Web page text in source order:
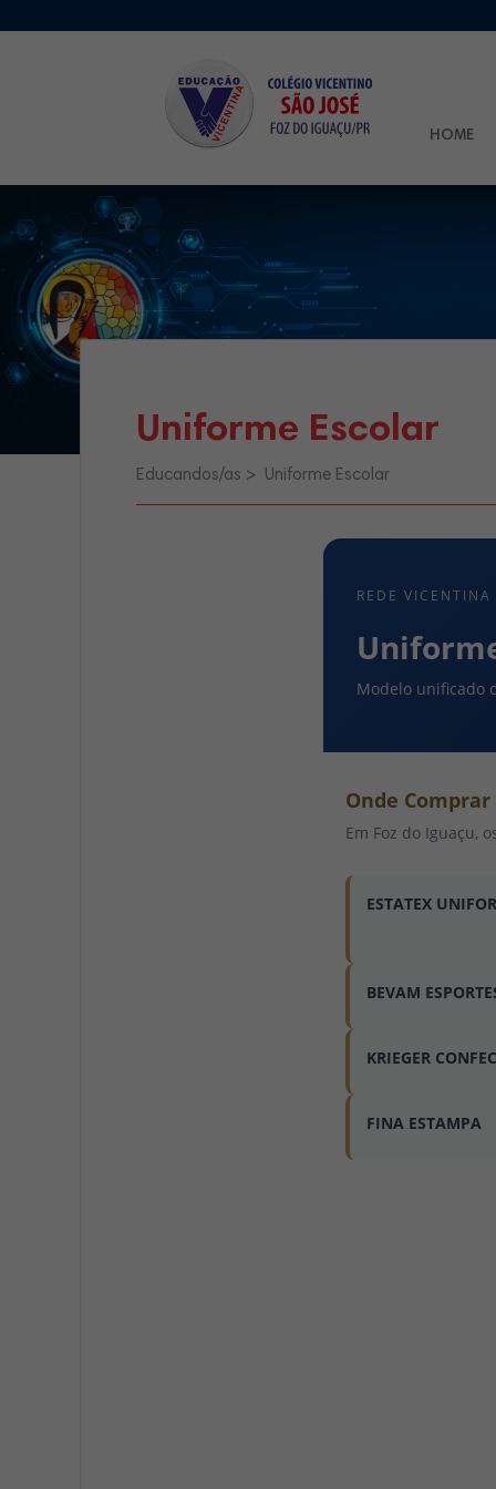
HOME
Uniforme Escolar
Educandos/as Uniforme Escolar
REDE
Modelo unificado
Onde Comprar
Em Foz do Iguaçu,
ESTATEX
BEVAM
KRIEGER
FINA ESTAMPA